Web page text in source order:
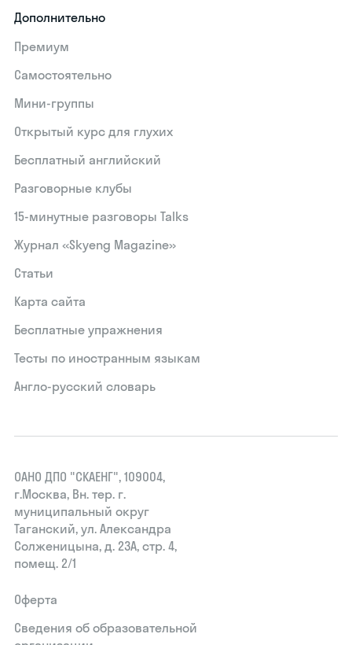
Дополнительно
Премиум
Самостоятельно
Мини-группы
Открытый курс для глухих
Бесплатный английский
Разговорные клубы
15‑минутные разговоры Talks
Журнал «Skyeng Magazine»
Статьи
Карта сайта
Бесплатные упражнения
Тесты по иностранным языкам
Англо-русский словарь
ОАНО ДПО "СКАЕНГ", 109004,
г.Москва, Вн. тер. г.
муниципальный округ
Таганский, ул. Александра
Солженицына, д. 23А, стр. 4,
помещ. 2/1
Оферта
Сведения об образовательной